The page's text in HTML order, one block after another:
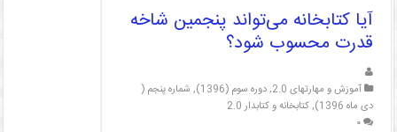
آیا کتابخانه می‌تواند پنجمین شاخه
قدرت محسوب شود؟
آموزش و مهارتهای 2.0 ,دوره سوم (1396) , شماره پنجم (
دی ماه 1396)
,کتابخانه و کتابدار 2.0
۰